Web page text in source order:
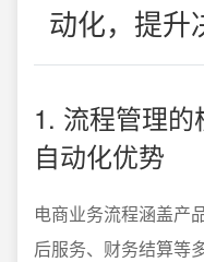
动化，提升
1. 流程管理
自动化优势
电商业务流程涵盖产
后服务、财务结算等